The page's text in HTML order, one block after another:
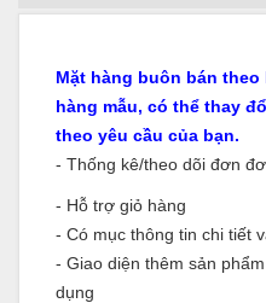
Mặt hàng buôn bán theo
hàng mẫu, có thể thay
theo yêu cầu của bạn.
- Thống kê/theo dõi đơn
- Hỗ trợ giỏ hàng
- Có mục thông tin chi tiết
- Giao diện thêm sản
dụng